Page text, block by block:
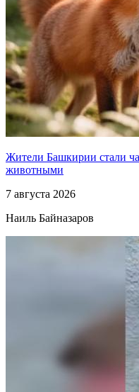
Жители Башкирии стали
животными
7 августа 2026
Наиль Байназаров